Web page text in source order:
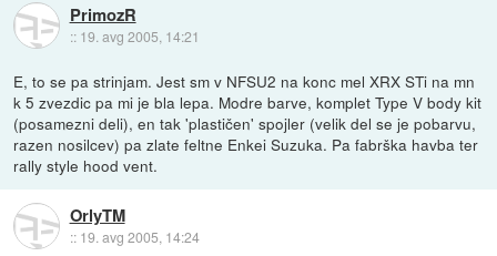
PrimozR
:: 19. avg 2005, 14:21
E, to se pa strinjam. Jest sm v NFSU2 na konc mel XRX STi na mn
k 5 zvezdic pa mi je bla lepa. Modre barve, komplet Type V body kit
(posamezni deli), en tak 'plastičen' spojler (velik del se je pobarvu,
razen nosilcev) pa zlate feltne Enkei Suzuka. Pa fabrška havba ter
rally style hood vent.
OrlyTM
:: 19. avg 2005, 14:24